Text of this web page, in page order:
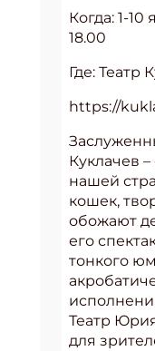
Когда: 1-10
18.00
Где: Театр
https://
Куклачев
нашей
кошек,
обожают
его
тонкого
Театр
для